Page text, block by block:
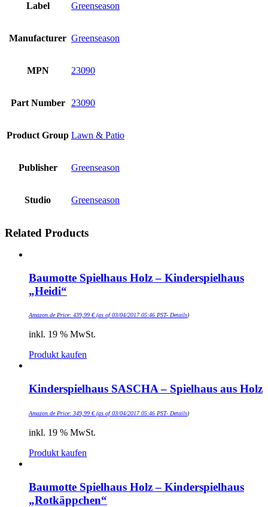
Label Greenseason
Manufacturer Greenseason
MPN 23090
Part Number 23090
Product Group Lawn & Patio
Publisher Greenseason
Studio Greenseason
Related Products
Baumotte Spielhaus Holz – Kinderspielhaus
„Heidi“
Amazon.de Price: 439,99 €(as of 03/04/2017 05:46 PST- Details)
inkl. 19 % MwSt.
Produkt kaufen
Kinderspielhaus SASCHA – Spielhaus aus Holz
Amazon.de Price: 349,99 €(as of 03/04/2017 05:46 PST- Details)
inkl. 19 % MwSt.
Produkt kaufen
Baumotte Spielhaus Holz – Kinderspielhaus
„Rotkäppchen“